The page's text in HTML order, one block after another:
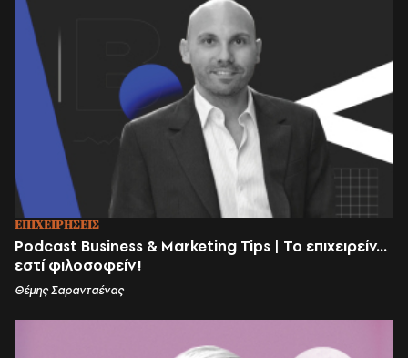
ΕΠΙΧΕΙΡΗΣΕΙΣ
Podcast Business & Marketing Tips | Το επιχειρείν...
εστί φιλοσοφείν!
Θέμης Σαρανταένας